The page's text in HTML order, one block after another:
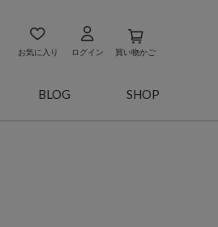
お気に入り ログイン 買い物かご
BLOG SHOP